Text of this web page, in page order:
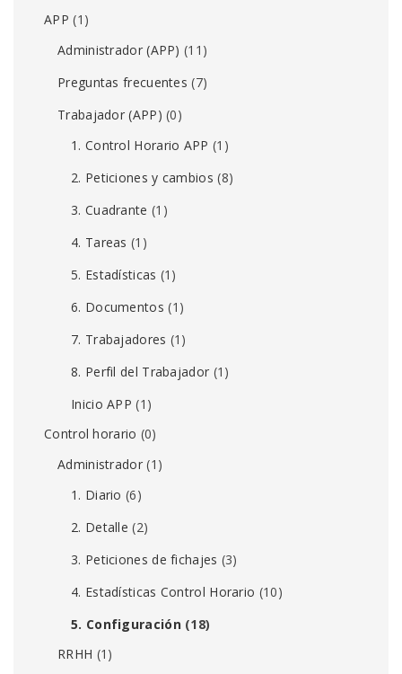
APP (1)
Administrador (APP) (11)
Preguntas frecuentes (7)
Trabajador (APP) (0)
1. Control Horario APP (1)
2. Peticiones y cambios (8)
3. Cuadrante (1)
4. Tareas (1)
5. Estadísticas (1)
6. Documentos (1)
7. Trabajadores (1)
8. Perfil del Trabajador (1)
Inicio APP (1)
Control horario (0)
Administrador(1)
1. Diario (6)
2. Detalle (2)
3. Peticiones de fichajes (3)
4. Estadísticas Control Horario (10)
5. Configuración(18)
RRHH (1)